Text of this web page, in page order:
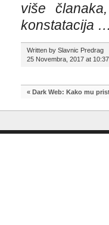
više
konstatacija …
Written by Slavnic Predrag
25 Novembra, 2017 at
« Dark Web: Kako mu